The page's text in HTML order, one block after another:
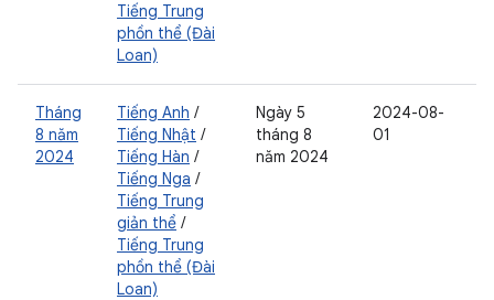
Tiếng Trung
phồn thể (Đài
Loan)
Tháng
8 năm
2024
Tiếng Anh /
Tiếng Nhật /
Tiếng Hàn /
Tiếng Nga /
Tiếng Trung
giản thể /
Tiếng Trung
phồn thể (Đài
Loan)
Ngày 5
tháng 8
năm 2024
2024-08-
01